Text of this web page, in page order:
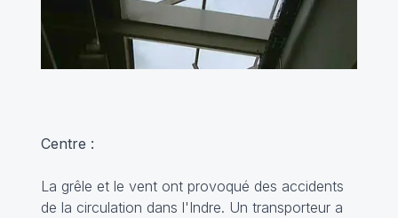
Centre :
La grêle et le vent ont provoqué des accidents
de la circulation dans l'Indre. Un transporteur a